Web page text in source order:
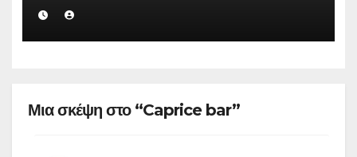
Μια σκέψη στο “Caprice bar”